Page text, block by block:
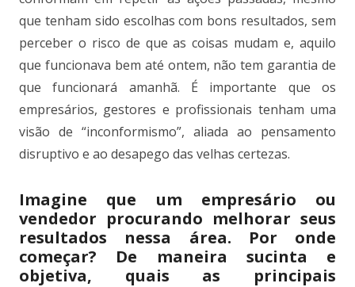
que tenham sido escolhas com bons resultados, sem
perceber o risco de que as coisas mudam e, aquilo
que funcionava bem até ontem, não tem garantia de
que funcionará amanhã. É importante que os
empresários, gestores e profissionais tenham uma
visão de “inconformismo”, aliada ao pensamento
disruptivo e ao desapego das velhas certezas.
Imagine que um empresário ou
vendedor procurando melhorar seus
resultados nessa área. Por onde
começar? De maneira sucinta e
objetiva, quais as principais